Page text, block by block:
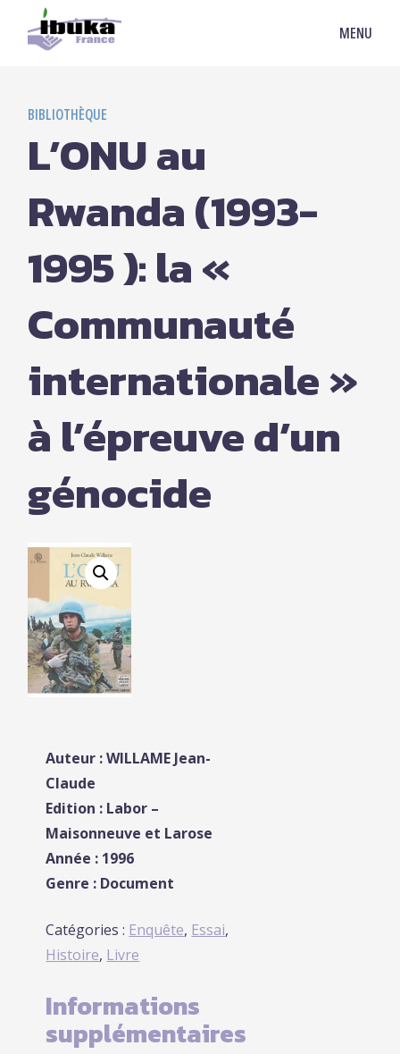
MENU
BIBLIOTHÈQUE
L’ONU au
Rwanda (1993-
1995 ): la «
Communauté
internationale »
à l’épreuve d’un
génocide
Auteur : WILLAME Jean-
Claude
Edition : Labor –
Maisonneuve et Larose
Année : 1996
Genre : Document
Catégories : Enquête, Essai,
Histoire, Livre
Informations
supplémentaires